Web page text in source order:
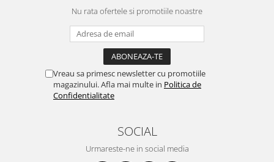
Nu rata ofertele si promotiile noastre
Vreau sa primesc newsletter cu promotiile
magazinului. Afla mai multe in Politica de
Confidentialitate
SOCIAL
Urmareste-ne in social media